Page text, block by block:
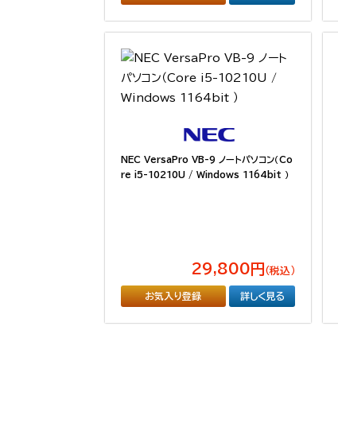
NEC VersaPro VB-9 ノートパソコン（Co
re i5-10210U / Windows 1164bit ）
29,800円 （税込）
お気入り登録 詳しく見る